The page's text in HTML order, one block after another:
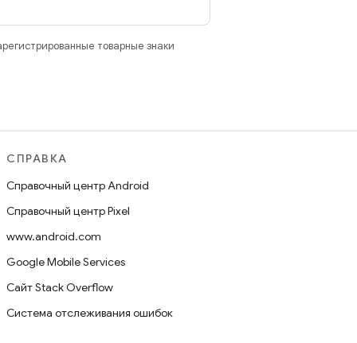
товарные знаки
СПРАВКА
Справочный центр Android
Справочный центр Pixel
www.android.com
Google Mobile Services
Сайт Stack Overflow
Система отслеживания ошибок